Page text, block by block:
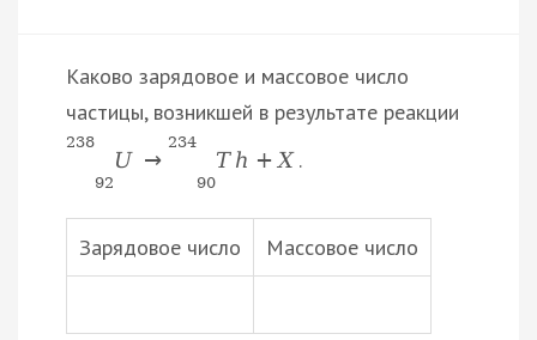
Каково зарядовое и массовое число
частицы, возникшей в результате реакции
238
92
U →
234
90
T h + X .
Зарядовое число Массовое число